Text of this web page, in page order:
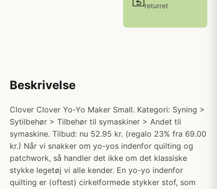
returret
Beskrivelse
Clover Clover Yo-Yo Maker Small. Kategori: Syning >
Sytilbehør > Tilbehør til symaskiner > Andet til
symaskine. Tilbud: nu 52.95 kr. (regalo 23% fra 69.00
kr.) Når vi snakker om yo-yos indenfor quilting og
patchwork, så handler det ikke om det klassiske
stykke legetøj vi alle kender. En yo-yo indenfor
quilting er (oftest) cirkelformede stykker stof, som